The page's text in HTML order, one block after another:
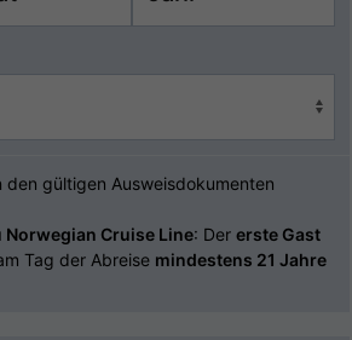
den gültigen Ausweisdokumenten
Cruise Line: Der erste Gast
Tag der Abreise mindestens 21 Jahre